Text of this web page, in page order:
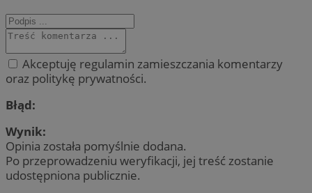
Akceptuję regulamin zamieszczania komentarzy
oraz politykę prywatności.
Błąd:
Wynik:
Opinia została pomyślnie dodana.
Po przeprowadzeniu weryfikacji, jej treść zostanie
udostępniona publicznie.